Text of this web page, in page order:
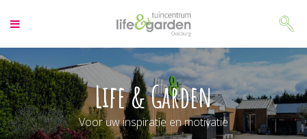
a
a
r
c
o
n
Life & Garden
Voor uw inspiratie en motivatie